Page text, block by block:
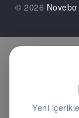
© 2026 Novebo
Yeni